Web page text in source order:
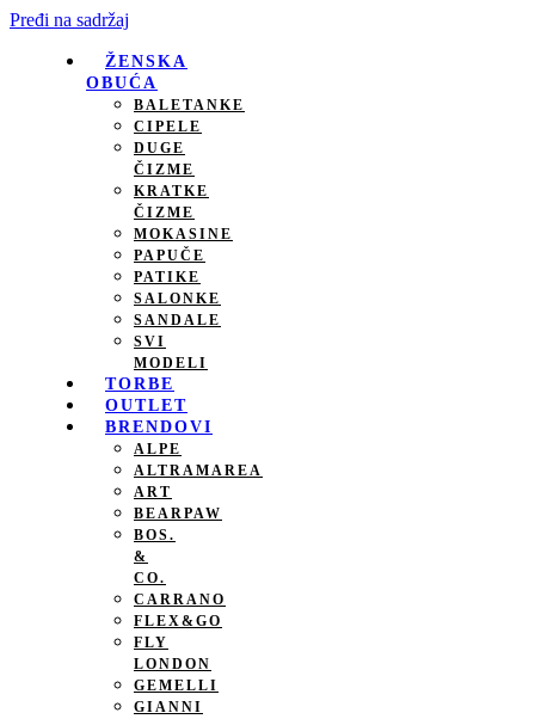
Pređi na sadržaj
ŽENSKA
OBUĆA
BALETANKE
CIPELE
DUGE
ČIZME
KRATKE
ČIZME
MOKASINE
PAPUČE
PATIKE
SALONKE
SANDALE
SVI
MODELI
TORBE
OUTLET
BRENDOVI
ALPE
ALTRAMAREA
ART
BEARPAW
BOS.
&
CO.
CARRANO
FLEX&GO
FLY
LONDON
GEMELLI
GIANNI